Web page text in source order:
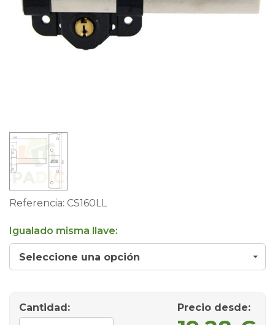
Referencia: CS160LL
Igualado misma llave:
Seleccione una opción
Cantidad: Precio desde: